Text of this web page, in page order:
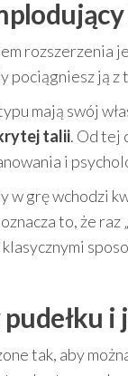
rozszerzenia
pociągniesz ją z
mają swój
talii. Od tej
i
w grę wchodzi
to, że
pudełku
tak, aby